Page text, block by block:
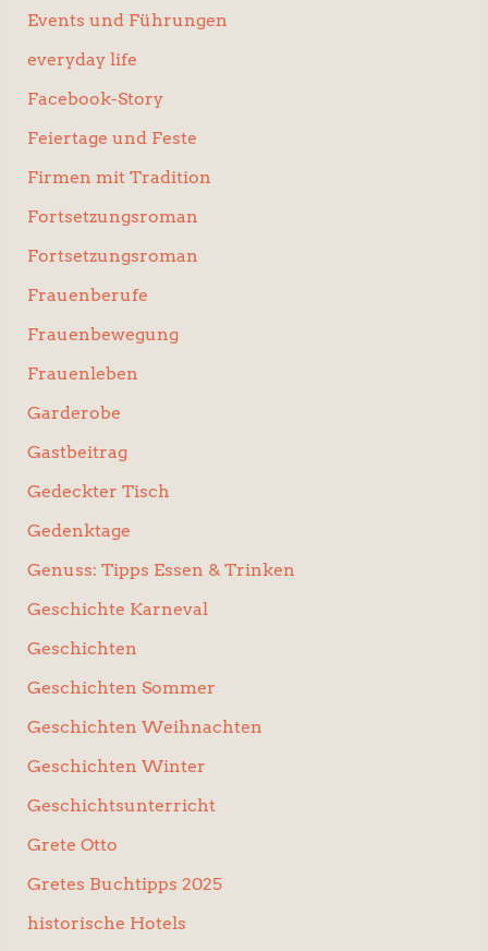
Events und Führungen
everyday life
Facebook-Story
Feiertage und Feste
Firmen mit Tradition
Fortsetzungsroman
Fortsetzungsroman
Frauenberufe
Frauenbewegung
Frauenleben
Garderobe
Gastbeitrag
Gedeckter Tisch
Gedenktage
Genuss: Tipps Essen & Trinken
Geschichte Karneval
Geschichten
Geschichten Sommer
Geschichten Weihnachten
Geschichten Winter
Geschichtsunterricht
Grete Otto
Gretes Buchtipps 2025
historische Hotels